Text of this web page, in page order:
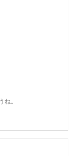
ね。